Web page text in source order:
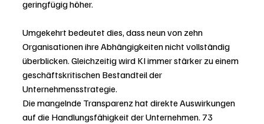
geringfügig höher.
Umgekehrt bedeutet dies, dass neun von zehn
Organisationen ihre Abhängigkeiten nicht vollständig
überblicken. Gleichzeitig wird KI immer stärker zu einem
geschäftskritischen Bestandteil der
Unternehmensstrategie.
Die mangelnde Transparenz hat direkte Auswirkungen
auf die Handlungsfähigkeit der Unternehmen. 73